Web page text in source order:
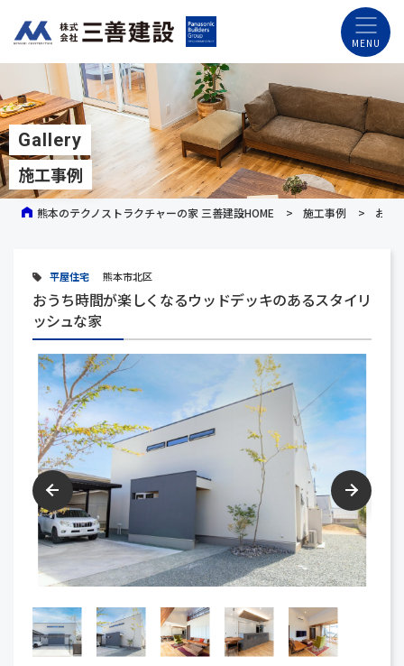
Gallery
施工事例
熊本のテクノストラクチャーの家 三善建設HOME 施工事例 おう
平屋住宅 熊本市北区
おうち時間が楽しくなるウッドデッキのあるスタイリ
ッシュな家